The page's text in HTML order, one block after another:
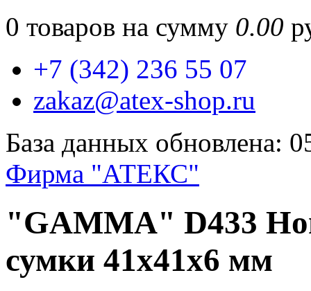
0 товаров на сумму 0.00
+7 (342) 236 55 07
zakaz@atex-shop.ru
База данных обновлена:
Фирма "АТЕКС"
"GAMMA" D433
сумки 41х41х6 мм